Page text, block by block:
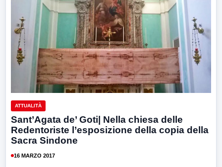
ATTUALITÀ
Sant’Agata de’ Goti| Nella chiesa delle
Redentoriste l’esposizione della copia della
Sacra Sindone
16 MARZO 2017